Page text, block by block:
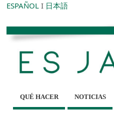
ESPAÑOL I 日本語
QUÉ HACER NOTICIAS